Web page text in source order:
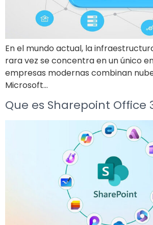
En el mundo actual, la
rara vez se concentra en un único
empresas modernas combinan
Microsoft…
Que es Sharepoint Office